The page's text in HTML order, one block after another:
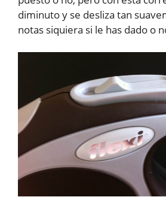
diminuto y se desliza tan
notas siquiera si le has dado o